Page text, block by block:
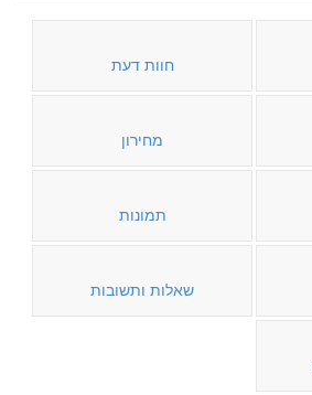
חוות דעת
מחירון
תמונות
שאלות ותשובות